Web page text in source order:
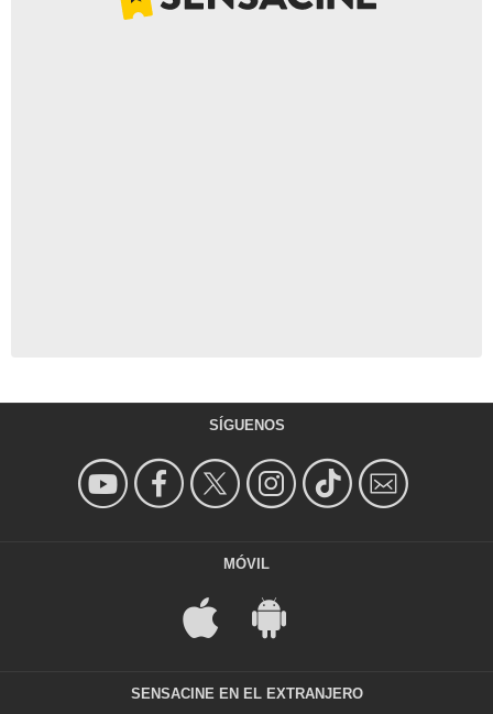
SÍGUENOS
MÓVIL
SENSACINE EN EL EXTRANJERO